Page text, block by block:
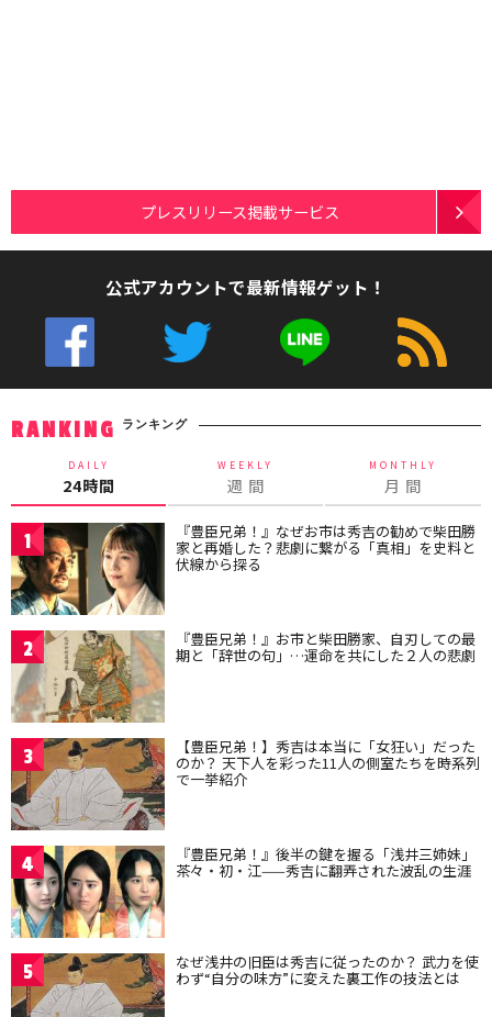
プレスリリース掲載サービス
公式アカウントで最新情報ゲット！
RANKING ランキング
DAILY
24時間
WEEKLY
週 間
MONTHLY
月 間
1 『豊臣兄弟！』なぜお市は秀吉の勧めで柴田勝
家と再婚した？悲劇に繋がる「真相」を史料と
伏線から探る
2 『豊臣兄弟！』お市と柴田勝家、自刃しての最
期と「辞世の句」…運命を共にした２人の悲劇
3 【豊臣兄弟！】秀吉は本当に「女狂い」だった
のか？ 天下人を彩った11人の側室たちを時系列
で一挙紹介
4 『豊臣兄弟！』後半の鍵を握る「浅井三姉妹」
茶々・初・江——秀吉に翻弄された波乱の生涯
5 なぜ浅井の旧臣は秀吉に従ったのか？ 武力を使
わず“自分の味方”に変えた裏工作の技法とは